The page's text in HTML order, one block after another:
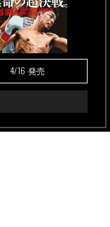
4/16 発売